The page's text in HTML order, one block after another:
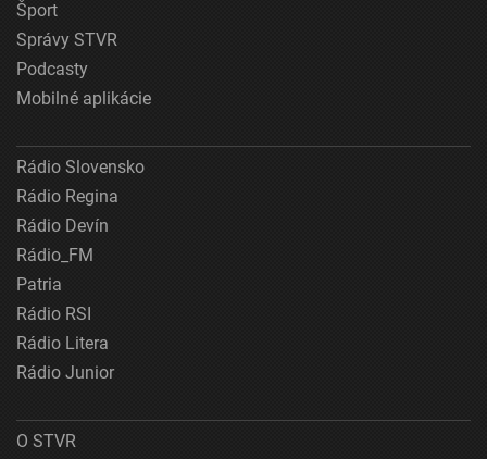
Šport
Správy STVR
Podcasty
Mobilné aplikácie
Rádio Slovensko
Rádio Regina
Rádio Devín
Rádio_FM
Patria
Rádio RSI
Rádio Litera
Rádio Junior
O STVR